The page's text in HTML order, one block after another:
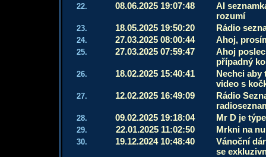
22. 08.06.2025 19:07:48
AI
rozumí
23. 18.05.2025 19:50:20 Rádio
24. 27.03.2025 08:00:44 Ahoj,
25. 27.03.2025 07:59:47
Ahoj
případný
26. 18.02.2025 15:40:41
Nechci aby
video s
27. 12.02.2025 16:49:09
Rádio
28. 09.02.2025 19:18:04 Mr D je
29. 22.01.2025 11:02:50 Mrkni na
30. 19.12.2024 10:48:40
Vánoční
se